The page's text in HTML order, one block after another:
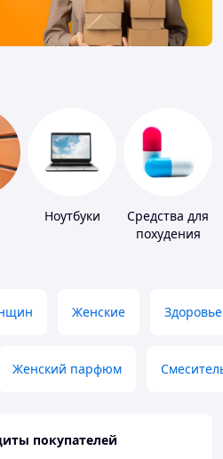
Ноутбуки
Средства для
похудения
Женские Здоровье
Женский парфюм
покупателей